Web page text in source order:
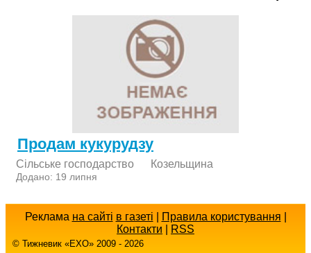
Продам кукурудзу
Сільське господарство Козельщина
Додано: 19 липня
Реклама на сайті в газеті Правила користування
Контакти
RSS
© Тижневик «EХO» 2009 - 2026